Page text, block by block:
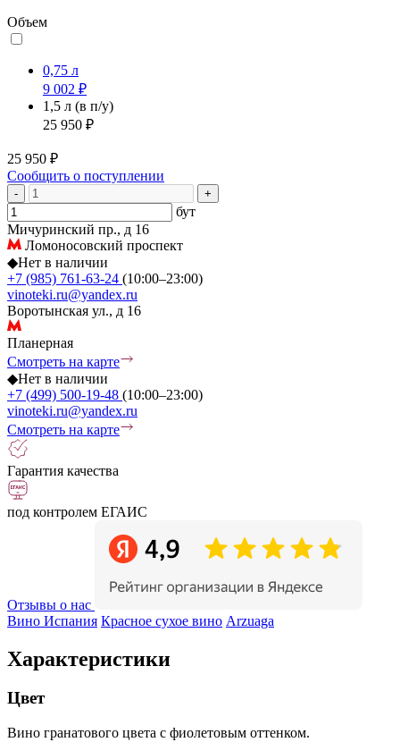
Объем
0,75 л
9 002 ₽
1,5 л (в п/у)
25 950 ₽
25 950 ₽
Сообщить о поступлении
- +
бут
Мичуринский пр., д 16
Ломоносовский проспект
◆Нет в наличии
+7 (985) 761-63-24 (10:00–23:00)
vinoteki.ru@yandex.ru
Воротынская ул., д 16
Планерная
Смотреть на карте
◆Нет в наличии
+7 (499) 500-19-48 (10:00–23:00)
vinoteki.ru@yandex.ru
Смотреть на карте
Гарантия качества
под контролем ЕГАИС
Отзывы о нас
Вино Испания Красное сухое вино Arzuaga
Характеристики
Цвет
Вино гранатового цвета с фиолетовым оттенком.